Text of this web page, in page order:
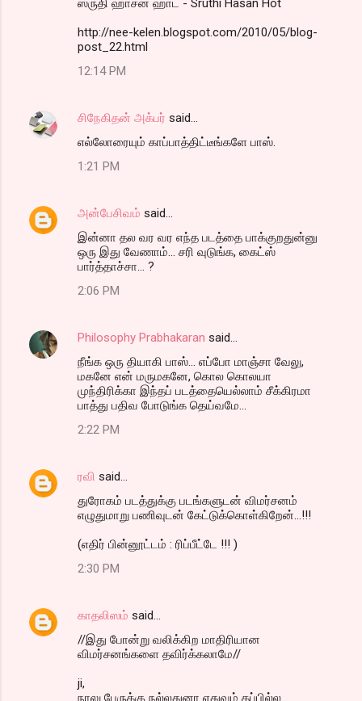
ஸ்ருதி ஹாசன் ஹாட் - Sruthi Hasan Hot
http://nee-kelen.blogspot.com/2010/05/blog-
post_22.html
12:14 PM
சிநேகிதன் அக்பர் said…
எல்லோரையும் காப்பாத்திட்டீங்களே பாஸ்.
1:21 PM
அன்பேசிவம் said…
இன்னா தல வர வர எந்த படத்தை பாக்குறதுன்னு
ஒரு இது வேணாம்... சரி வுடுங்க, கைட்ஸ்
பார்த்தாச்சா... ?
2:06 PM
Philosophy Prabhakaran said…
நீங்க ஒரு தியாகி பாஸ்... எப்போ மாஞ்சா வேலு,
மகனே என் மருமகனே, கொல கொலயா
முந்திரிக்கா இந்தப் படத்தையெல்லாம் சீக்கிரமா
பாத்து பதிவ போடுங்க தெய்வமே...
2:22 PM
ரவி said…
துரோகம் படத்துக்கு படங்களுடன் விமர்சனம்
எழுதுமாறு பணிவுடன் கேட்டுக்கொள்கிறேன்...!!!
(எதிர் பின்னூட்டம் : ரிப்பீட்டே !!! )
2:30 PM
காதலிஸம் said…
//இது போன்று வலிக்கிற மாதிரியான
விமர்சனங்களை தவிர்க்கலாமே//
ji,
நாலு பேருக்கு நல்லதுனா எதுவும் தப்பில்ல...